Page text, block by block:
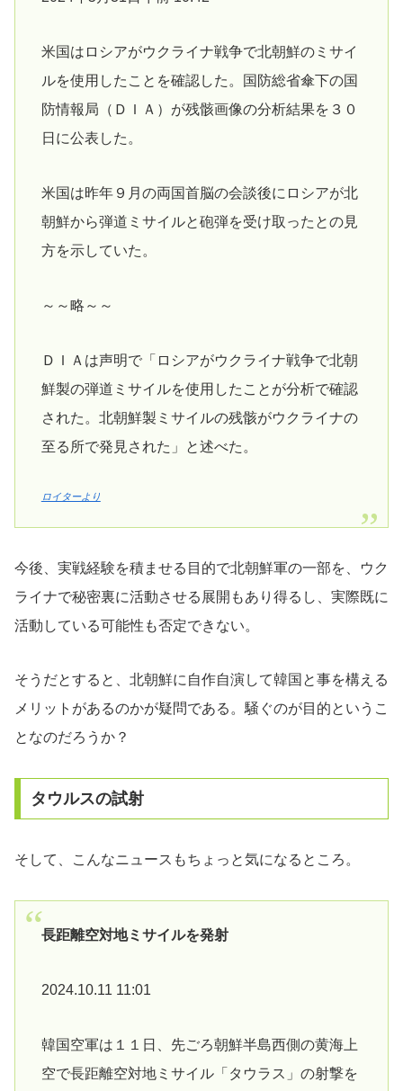
米国はロシアがウクライナ戦争で北朝鮮のミサイ
ルを使用したことを確認した。国防総省傘下の国
防情報局（ＤＩＡ）が残骸画像の分析結果を３０
日に公表した。
米国は昨年９月の両国首脳の会談後にロシアが北
朝鮮から弾道ミサイルと砲弾を受け取ったとの見
方を示していた。
～～略～～
ＤＩＡは声明で「ロシアがウクライナ戦争で北朝
鮮製の弾道ミサイルを使用したことが分析で確認
された。北朝鮮製ミサイルの残骸がウクライナの
至る所で発見された」と述べた。
ロイターより
今後、実戦経験を積ませる目的で北朝鮮軍の一部を、ウク
ライナで秘密裏に活動させる展開もあり得るし、実際既に
活動している可能性も否定できない。
そうだとすると、北朝鮮に自作自演して韓国と事を構える
メリットがあるのかが疑問である。騒ぐのが目的というこ
となのだろうか？
タウルスの試射
そして、こんなニュースもちょっと気になるところ。
長距離空対地ミサイルを発射
2024.10.11 11:01
韓国空軍は１１日、先ごろ朝鮮半島西側の黄海上
空で長距離空対地ミサイル「タウラス」の射撃を